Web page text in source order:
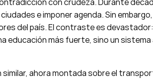
e imponer agenda. Sin
del país. El contraste es
educación más fuerte, sino un
similar, ahora montada sobre el